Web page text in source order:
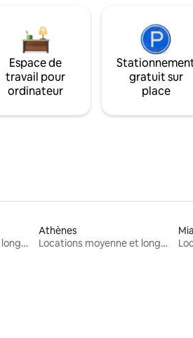
Espace de
travail pour
ordinateur
gratuit sur
place
Locations moyenne et longue durée
Athènes
Locations moyenne et longue durée